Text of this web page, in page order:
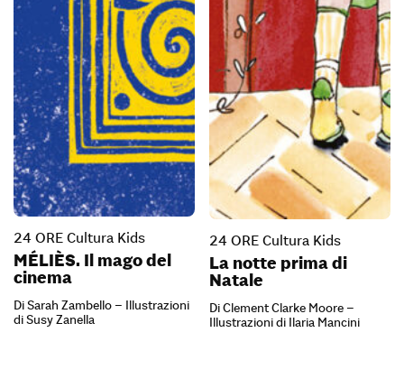
24 ORE Cultura Kids
MÉLIÈS. Il mago del
cinema
Di Sarah Zambello – Illustrazioni
di Susy Zanella
24 ORE Cultura Kids
La notte prima di
Natale
Di Clement Clarke Moore –
Illustrazioni di Ilaria Mancini